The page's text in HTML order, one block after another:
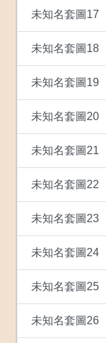
未知名套圖17
未知名套圖18
未知名套圖19
未知名套圖20
未知名套圖21
未知名套圖22
未知名套圖23
未知名套圖24
未知名套圖25
未知名套圖26